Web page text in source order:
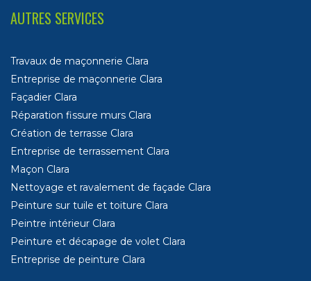
AUTRES SERVICES
Travaux de maçonnerie Clara
Entreprise de maçonnerie Clara
Façadier Clara
Réparation fissure murs Clara
Création de terrasse Clara
Entreprise de terrassement Clara
Maçon Clara
Nettoyage et ravalement de façade Clara
Peinture sur tuile et toiture Clara
Peintre intérieur Clara
Peinture et décapage de volet Clara
Entreprise de peinture Clara